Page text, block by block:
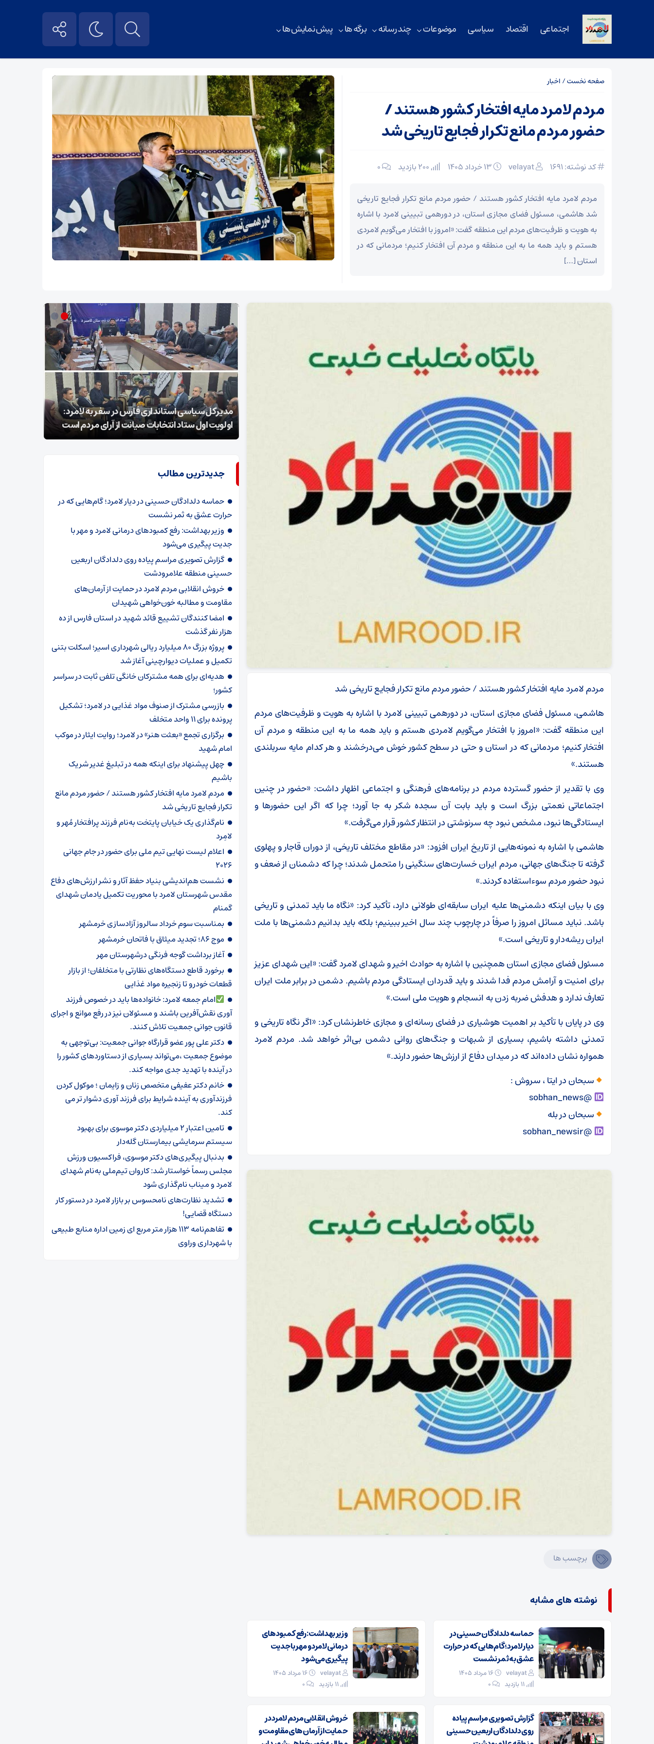
اجتماعی اقتصاد سیاسی موضوعات چند رسانه برگه ها پیش نمایش ها
صفحه نخست/ اخبار
مردم لامرد مایه افتخار کشور هستند /
حضور مردم مانع تکرار فجایع تاریخی شد
کد نوشته: 1691 velayat ۰
مردم لامرد مایه افتخار کشور هستند / حضور مردم مانع تکرار فجایع تاریخی
شد هاشمی، مسئول فضای مجازی استان، در دورهمی تبیینی لامرد با اشاره
به هویت و ظرفیت‌های مردم این منطقه گفت: «امروز با افتخار می‌گویم لامردی
هستم و باید همه ما به این منطقه و مردم آن افتخار کنیم؛ مردمانی که در
استان […]
مردم لامرد مایه افتخار کشور هستند / حضور مردم مانع تکرار فجایع تاریخی شد
هاشمی، مسئول فضای مجازی استان، در دورهمی تبیینی لامرد با اشاره به هویت و ظرفیت‌های مردم
این منطقه گفت: «امروز با افتخار می‌گویم لامردی هستم و باید همه ما به این منطقه و مردم آن
افتخار کنیم؛ مردمانی که در استان و حتی در سطح کشور خوش می‌درخشند و هر کدام مایه سربلندی
هستند.»
وی با تقدیر از حضور گسترده مردم در برنامه‌های فرهنگی و اجتماعی اظهار داشت: «حضور در چنین
اجتماعاتی نعمتی بزرگ است و باید بابت آن سجده شکر به جا آورد؛ چرا که اگر این حضورها و
ایستادگی‌ها نبود، مشخص نبود چه سرنوشتی در انتظار کشور قرار می‌گرفت.»
هاشمی با اشاره به نمونه‌هایی از تاریخ ایران افزود: «در مقاطع مختلف تاریخی، از دوران قاجار و پهلوی
گرفته تا جنگ‌های جهانی، مردم ایران خسارت‌های سنگینی را متحمل شدند؛ چرا که دشمنان از ضعف و
نبود حضور مردم سوءاستفاده کردند.»
وی با بیان اینکه دشمنی‌ها علیه ایران سابقه‌ای طولانی دارد، تأکید کرد: «نگاه ما باید تمدنی و تاریخی
باشد. نباید مسائل امروز را صرفاً در چارچوب چند سال اخیر ببینیم؛ بلکه باید بدانیم دشمنی‌ها با ملت
ایران ریشه‌دار و تاریخی است.»
مسئول فضای مجازی استان همچنین با اشاره به حوادث اخیر و شهدای لامرد گفت: «این شهدای عزیز
برای امنیت و آرامش مردم فدا شدند و باید قدردان ایستادگی مردم باشیم. دشمن در برابر ملت ایران
تعارف ندارد و هدفش ضربه زدن به انسجام و هویت ملی است.»
وی در پایان با تأکید بر اهمیت هوشیاری در فضای رسانه‌ای و مجازی خاطرنشان کرد: «اگر نگاه تاریخی و
تمدنی داشته باشیم، بسیاری از شبهات و جنگ‌های روانی دشمن بی‌اثر خواهد شد. مردم لامرد
همواره نشان داده‌اند که در میدان دفاع از ارزش‌ها حضور دارند.»
سبحان در ایتا ، سروش :
@sobhan_news
سبحان در بله
@sobhan_newsir
برچسب ها
نوشته های مشابه
حماسه دلدادگان حسینی در
دیار لامرد؛ گام‌هایی که در حرارت
عشق به ثمر نشست
velayat
۰
وزیر بهداشت: رفع کمبودهای
درمانی لامرد و مهر با جدیت
پیگیری می‌شود
velayat
۱۶ مرداد ۱۴۰۵
11 بازدید
۰
گزارش تصویری مراسم پیاده
روی دلدادگان اربعین حسینی
خروش انقلابی مردم لامرد در
حمایت از آرمان‌های مقاومت و
شکوه موج چهل و هفتم مردم انقلابی لامرد /این
مردم واقعا مبعوث شده اند.
مدیرکل سیاسی استانداری فارس در سفر به لامرد:
اولویت اول ستاد انتخابات صیانت از آرای مردم است
جدیدترین مطالب
حماسه دلدادگان حسینی در دیار لامرد؛ گام‌هایی که در
حرارت عشق به ثمر نشست
وزیر بهداشت: رفع کمبودهای درمانی لامرد و مهر با
جدیت پیگیری می‌شود
گزارش تصویری مراسم پیاده روی دلدادگان اربعین
حسینی منطقه علامرودشت
خروش انقلابی مردم لامرد در حمایت از آرمان‌های
مقاومت و مطالبه خون‌خواهی شهیدان
امضا کنندگان تشییع قائد شهید در استان فارس از ده
هزار نفر گذشت
پروژه بزرگ ۸۰ میلیارد ریالی شهرداری اسیر؛ اسکلت بتنی
تکمیل و عملیات دیوارچینی آغاز شد
هدیه‌ای برای همه مشترکان خانگی تلفن ثابت در سراسر
کشور؛
بازرسی مشترک از صنوف مواد غذایی در لامرد؛ تشکیل
پرونده برای ۱۱ واحد متخلف
برگزاری تجمع «بعثت هنر» در لامرد؛ روایت ایثار در موکب
امام شهید
چهل پیشنهاد برای اینکه همه در تبلیغ غدیر شریک
باشیم
مردم لامرد مایه افتخار کشور هستند / حضور مردم مانع
تکرار فجایع تاریخی شد
نام‌گذاری یک خیابان پایتخت به‌نام فرزند پرافتخار مُهر و
لامِرد
اعلام لیست نهایی تیم ملی برای حضور در جام جهانی
۲۰۲۶ ‌
نشست هم‌اندیشی بنیاد حفظ آثار و نشر ارزش‌های دفاع
مقدس شهرستان لامرد با محوریت تکمیل یادمان شهدای
گمنام
بمناسبت سوم خرداد سالروز آزادسازی خرمشهر
موج ۸۶؛ تجدید میثاق با فاتحان خرمشهر
آغاز برداشت گوجه فرنگی درشهرستان مهر
برخورد قاطع دستگاه‌های نظارتی با متخلفان؛ از بازار
قطعات خودرو تا زنجیره مواد غذایی
امام جمعه لامرد: خانواده‌ها باید در خصوص فرزند
آوری نقش‌آفرین باشند و مسئولان نیز در رفع موانع و اجرای
قانون جوانی جمعیت تلاش کنند.
دکتر علی پور عضو قرارگاه جوانی جمعیت: بی‌توجهی به
موضوع جمعیت ،می‌تواند بسیاری از دستاوردهای کشور را
در آینده با تهدید جدی مواجه کند.
خانم دکتر عفیفی متخصص زنان و زایمان ؛ موکول کردن
فرزندآوری به آینده شرایط برای فرزند آوری دشوار تر می
کند.
تامین اعتبار ۲ میلیاردی دکتر موسوی برای بهبود
سیستم سرمایشی بیمارستان گله‌دار ‌
بدنبال پیگیری‌های دکتر موسوی، فراکسیون ورزش
مجلس رسماً خواستار شد: کاروان تیم‌ملی به‌نام شهدای
لامرد و میناب نام‌گذاری شود
تشدید نظارت‌های نامحسوس بر بازار لامرد در دستور کار
دستگاه قضایی!
تفاهم‌نامه ۱۱۳ هزار متر مربع ای زمین اداره منابع طبیعی
با شهرداری وراوی